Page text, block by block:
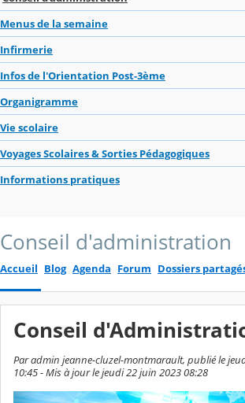
Menus de la semaine
Infirmerie
Infos de l'Orientation Post-3ème
Organigramme
Vie scolaire
Voyages Scolaires & Sorties Pédagogiques
Informations pratiques
Conseil d'administration
Accueil Blog Agenda Forum Dossiers
Conseil
Par admin jeanne-cluzel-montmarault, publié le
10:45 - Mis à jour le jeudi 22 juin 2023 08:28